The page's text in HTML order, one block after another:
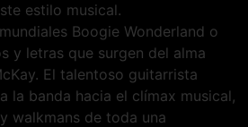
estilo musical.
Boogie Wonderland o
y letras que surgen del alma
El talentoso guitarrista
la banda hacia el clímax musical,
walkmans de toda una